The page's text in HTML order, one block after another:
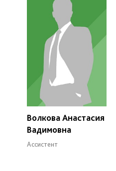
Волкова Анастасия
Вадимовна
Ассистент